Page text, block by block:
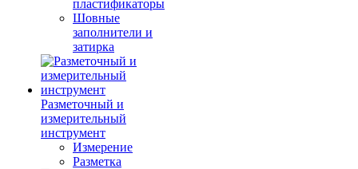
пластификаторы
Шовные
заполнители и
затирка
Разметочный и
измерительный
инструмент
Измерение
Разметка